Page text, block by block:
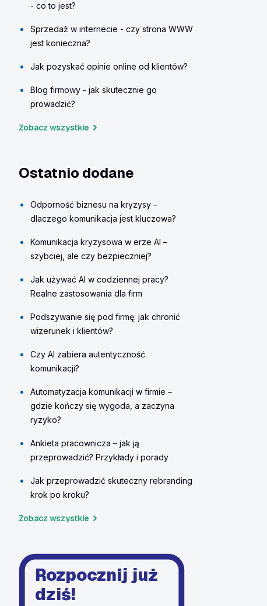
- co to jest?
Sprzedaż w internecie - czy strona WWW
jest konieczna?
Jak pozyskać opinie online od klientów?
Blog firmowy - jak skutecznie go
prowadzić?
Zobacz wszystkie
Ostatnio dodane
Odporność biznesu na kryzysy –
dlaczego komunikacja jest kluczowa?
Komunikacja kryzysowa w erze AI –
szybciej, ale czy bezpieczniej?
Jak używać AI w codziennej pracy?
Realne zastosowania dla firm
Podszywanie się pod firmę: jak chronić
wizerunek i klientów?
Czy AI zabiera autentyczność
komunikacji?
Automatyzacja komunikacji w firmie –
gdzie kończy się wygoda, a zaczyna
ryzyko?
Ankieta pracownicza – jak ją
przeprowadzić? Przykłady i porady
Jak przeprowadzić skuteczny rebranding
krok po kroku?
Zobacz wszystkie
Rozpocznij już
dziś!